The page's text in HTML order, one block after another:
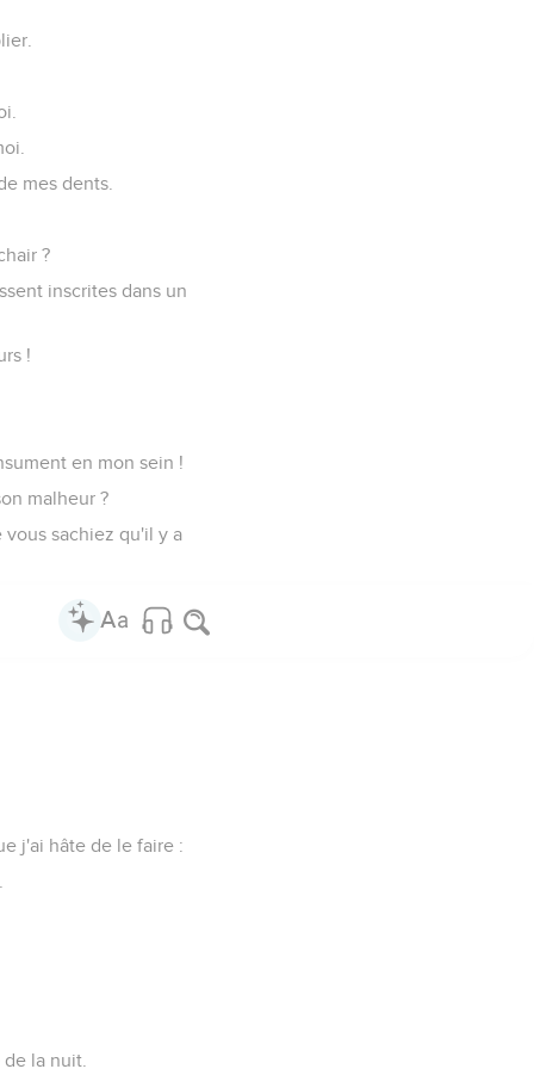
mes dents.
?
inscrites dans un
!
en mon sein !
malheur ?
sachiez qu'il y a
j'ai hâte de le faire :
la nuit.